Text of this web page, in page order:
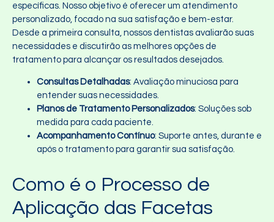
específicas. Nosso objetivo é oferecer um atendimento
personalizado, focado na sua satisfação e bem-estar.
Desde a primeira consulta, nossos dentistas avaliarão suas
necessidades e discutirão as melhores opções de
tratamento para alcançar os resultados desejados.
Consultas Detalhadas: Avaliação minuciosa para
entender suas necessidades.
Planos de Tratamento Personalizados: Soluções sob
medida para cada paciente.
Acompanhamento Contínuo: Suporte antes, durante e
após o tratamento para garantir sua satisfação.
Como é o Processo de
Aplicação das Facetas